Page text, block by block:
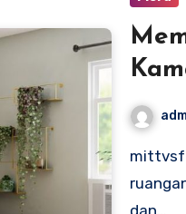
mittvsfact.com – Tanaman hias tidak hanya mempercantik
dan…